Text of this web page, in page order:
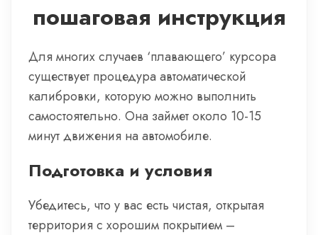
пошаговая инструкция
Для многих случаев ‘плавающего’ курсора
существует процедура автоматической
калибровки, которую можно выполнить
самостоятельно. Она займет около 10-15
минут движения на автомобиле.
Подготовка и условия
Убедитесь, что у вас есть чистая, открытая
территория с хорошим покрытием –